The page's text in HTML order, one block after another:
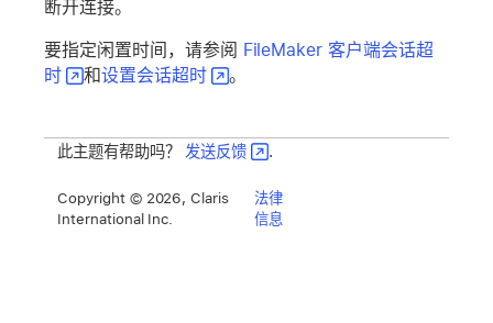
断开连接。
要指定闲置时间，请参阅 FileMaker 客户端会话超
时
和设置会话超时 。
此主题有帮助吗？ 发送反馈 .
Copyright © 2026, Claris
International Inc.
法律
信息